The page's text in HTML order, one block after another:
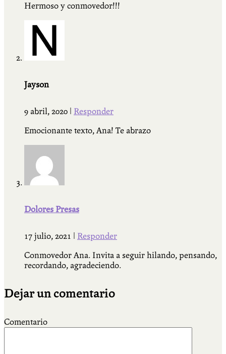
Hermoso y conmovedor!!!
Jayson
9 abril, 2020
Responder
Emocionante texto, Ana! Te abrazo
Dolores Presas
17 julio, 2021
Responder
Conmovedor Ana. Invita a seguir hilando, pensando,
recordando, agradeciendo.
Dejar un comentario
Comentario